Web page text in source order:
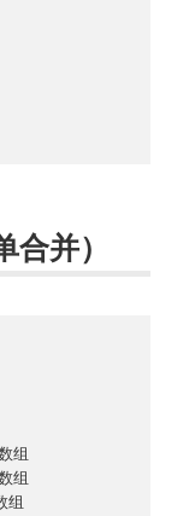
并）
组
组
组